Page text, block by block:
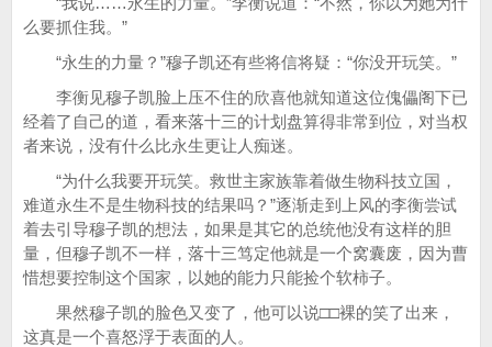
么要抓住我。”
“永生的力量？”穆子凯还有些将信将疑：“你没开玩笑。”
李衡见穆子凯脸上压不住的欣喜他就知道这位傀儡阁下已
经着了自己的道，看来落十三的计划盘算得非常到位，对当权
者来说，没有什么比永生更让人痴迷。
“为什么我要开玩笑。救世主家族靠着做生物科技立国，
难道永生不是生物科技的结果吗？”逐渐走到上风的李衡尝试
着去引导穆子凯的想法，如果是其它的总统他没有这样的胆
量，但穆子凯不一样，落十三笃定他就是一个窝囊废，因为曹
惜想要控制这个国家，以她的能力只能捡个软柿子。
果然穆子凯的脸色又变了，他可以说□□裸的笑了出来，
这真是一个喜怒浮于表面的人。